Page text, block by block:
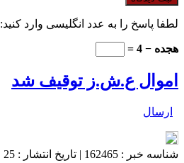
لطفا پاسخ را به عدد انگلیسی وارد کنید:
هجده − 4 =
اموال ع.ش.ز توقیف شد
ارسال
شناسه خبر : 162465 | تاریخ انتشار : 25 مارس 2026 - 7:00 | 37 بازدید | تعداد دیدگاه :